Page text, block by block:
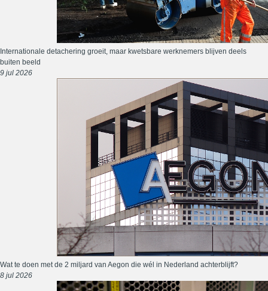
Internationale detachering groeit, maar kwetsbare werknemers blijven deels
buiten beeld
9 jul 2026
Wat te doen met de 2 miljard van Aegon die wél in Nederland achterblijft?
8 jul 2026